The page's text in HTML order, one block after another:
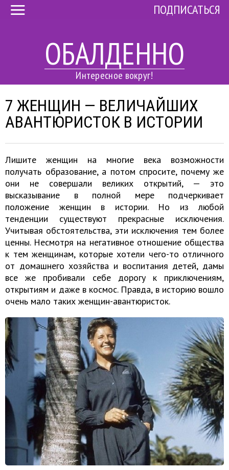
ОБАЛДЕННО
Интересное вокруг!
ПОДПИСАТЬСЯ
7 ЖЕНЩИН — ВЕЛИЧАЙШИХ
АВАНТЮРИСТОК В ИСТОРИИ
Лишите женщин на многие века возможности
получать образование, а потом спросите, почему же
они не совершали великих открытий, — это
высказывание в полной мере подчеркивает
положение женщин в истории. Но из любой
тенденции существуют прекрасные исключения.
Учитывая обстоятельства, эти исключения тем более
ценны. Несмотря на негативное отношение общества
к тем женщинам, которые хотели чего-то отличного
от домашнего хозяйства и воспитания детей, дамы
все же пробивали себе дорогу к приключениям,
открытиям и даже в космос. Правда, в историю вошло
очень мало таких женщин-авантюристок.